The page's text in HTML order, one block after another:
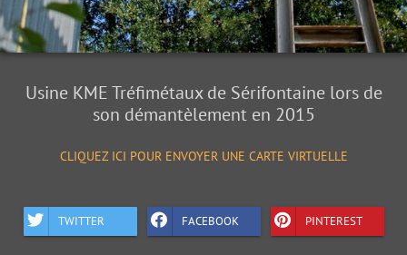
Usine KME Tréfimétaux de Sérifontaine lors de
son démantèlement en 2015
CLIQUEZ ICI POUR ENVOYER UNE CARTE VIRTUELLE
TWITTER FACEBOOK PINTEREST